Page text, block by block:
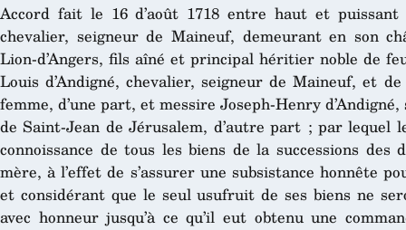
Accord fait le 16 d’août 1718 entre haut et puissant
chevalier, seigneur de Maineuf, demeurant en son
Lion-d’Angers, fils aîné et principal héritier noble de
Louis d’Andigné, chevalier, seigneur de Maineuf, et
femme, d’une part, et messire Joseph-Henry
de Saint-Jean de Jérusalem, d’autre part ; par lequel
connoissance de tous les biens de la successions
mère, à l’effet de s’assurer une subsistance honnête
et considérant que le seul usufruit de ses biens ne
avec honneur jusqu’à ce qu’il eut obtenu une